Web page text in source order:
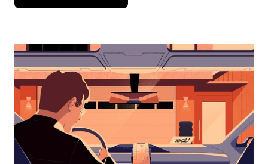
de
de
te
openen
een
datum
te
selecteren.
Druk